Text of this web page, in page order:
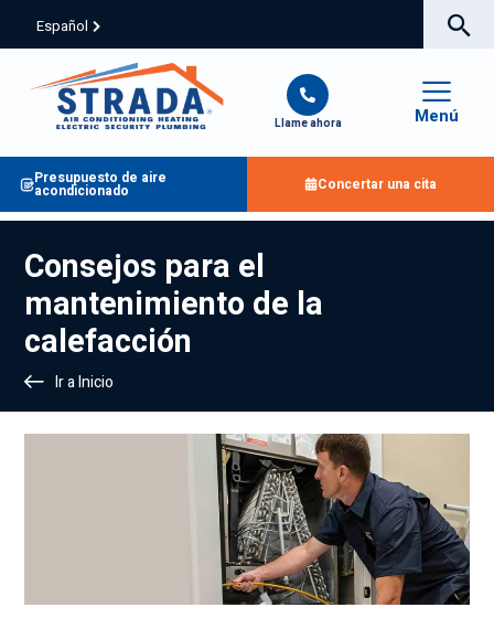
Español
Llame ahora Menú
Presupuesto de aire
acondicionado Concertar una cita
Consejos para el
mantenimiento de la
calefacción
Ir a Inicio